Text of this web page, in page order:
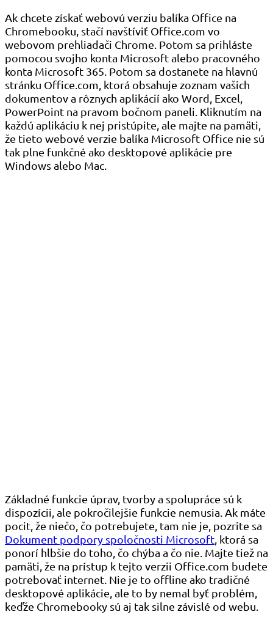
Ak chcete získať webovú verziu balíka Office na
Chromebooku, stačí navštíviť Office.com vo
webovom prehliadači Chrome. Potom sa prihláste
pomocou svojho konta Microsoft alebo pracovného
konta Microsoft 365. Potom sa dostanete na hlavnú
stránku Office.com, ktorá obsahuje zoznam vašich
dokumentov a rôznych aplikácií ako Word, Excel,
PowerPoint na pravom bočnom paneli. Kliknutím na
každú aplikáciu k nej pristúpite, ale majte na pamäti,
že tieto webové verzie balíka Microsoft Office nie sú
tak plne funkčné ako desktopové aplikácie pre
Windows alebo Mac.
Základné funkcie úprav, tvorby a spolupráce sú k
dispozícii, ale pokročilejšie funkcie nemusia. Ak máte
pocit, že niečo, čo potrebujete, tam nie je, pozrite sa
Dokument podpory spoločnosti Microsoft , ktorá sa
ponorí hlbšie do toho, čo chýba a čo nie. Majte tiež na
pamäti, že na prístup k tejto verzii Office.com budete
potrebovať internet. Nie je to offline ako tradičné
desktopové aplikácie, ale to by nemal byť problém,
keďže Chromebooky sú aj tak silne závislé od webu.